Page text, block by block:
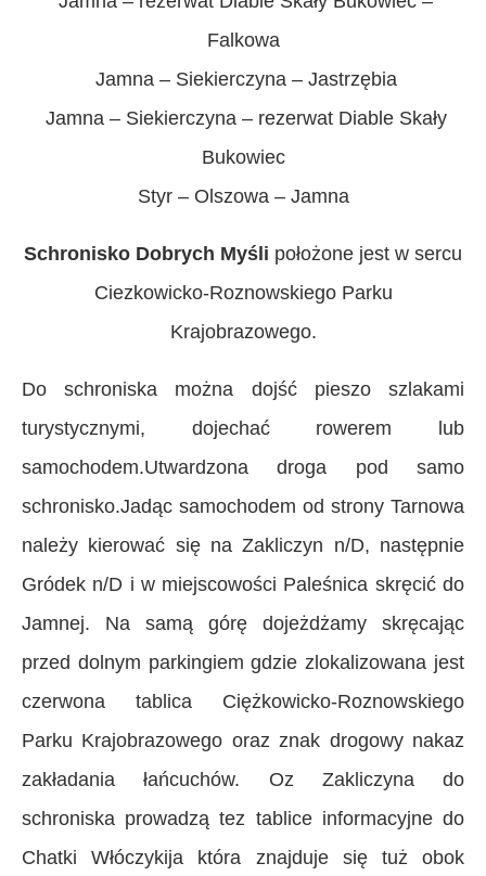
Falkowa
Jamna – Siekierczyna – Jastrzębia
Jamna – Siekierczyna – rezerwat Diable Skały
Bukowiec
Styr – Olszowa – Jamna
Schronisko Dobrych Myśli położone jest w sercu
Ciezkowicko-Roznowskiego Parku
Krajobrazowego.
Do schroniska można dojść pieszo szlakami
turystycznymi, dojechać rowerem lub
samochodem.Utwardzona droga pod samo
schronisko.Jadąc samochodem od strony Tarnowa
należy kierować się na Zakliczyn n/D, następnie
Gródek n/D i w miejscowości Paleśnica skręcić do
Jamnej. Na samą górę dojeżdżamy skręcając
przed dolnym parkingiem gdzie zlokalizowana jest
czerwona tablica Ciężkowicko-Roznowskiego
Parku Krajobrazowego oraz znak drogowy nakaz
zakładania łańcuchów. Oz Zakliczyna do
schroniska prowadzą tez tablice informacyjne do
Chatki Włóczykija która znajduje się tuż obok